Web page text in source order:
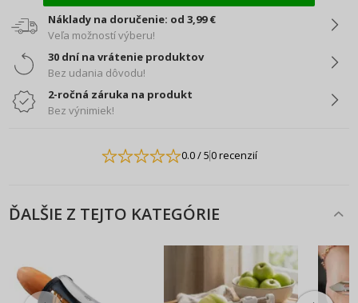
Náklady na doručenie: od 3,99 €
Veľa možností výberu!
30 dní na vrátenie produktov
Bez udania dôvodu!
2-ročná záruka na produkt
Bez výnimiek!
0.0/ 50 recenzií
ĎALŠIE Z TEJTO KATEGÓRIE